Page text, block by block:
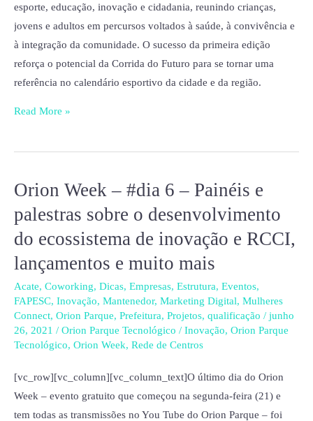
esporte, educação, inovação e cidadania, reunindo crianças,
jovens e adultos em percursos voltados à saúde, à convivência e
à integração da comunidade. O sucesso da primeira edição
reforça o potencial da Corrida do Futuro para se tornar uma
referência no calendário esportivo da cidade e da região.
Read More »
Orion Week – #dia 6 – Painéis e
palestras sobre o desenvolvimento
do ecossistema de inovação e RCCI,
lançamentos e muito mais
Acate, Coworking, Dicas, Empresas, Estrutura, Eventos,
FAPESC, Inovação, Mantenedor, Marketing Digital, Mulheres
Connect, Orion Parque, Prefeitura, Projetos, qualificação / junho
26, 2021 / Orion Parque Tecnológico / Inovação, Orion Parque
Tecnológico, Orion Week, Rede de Centros
[vc_row][vc_column][vc_column_text]O último dia do Orion
Week – evento gratuito que começou na segunda-feira (21) e
tem todas as transmissões no You Tube do Orion Parque – foi
Orion
Week
–
#dia
–
Painéis
e
palestras
o
desenvolvimento
do